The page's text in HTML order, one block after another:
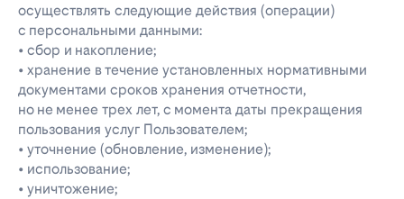
осуществлять следующие действия (операции)
с персональными данными:
• сбор и накопление;
• хранение в течение установленных нормативными
документами сроков хранения отчетности,
но не менее трех лет, с момента даты прекращения
пользования услуг Пользователем;
• уточнение (обновление, изменение);
• использование;
• уничтожение;